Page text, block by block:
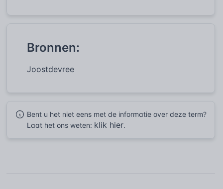
Bronnen:
Joostdevree
Bent u het niet eens met de informatie over deze term?
Laat het ons weten: klik hier.